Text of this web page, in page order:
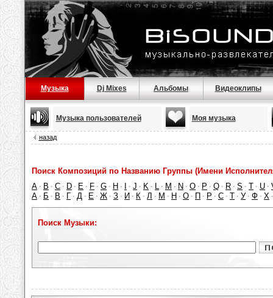
Музыка Dj Mixes Альбомы Видеоклипы
Музыка пользователей Моя музыка
назад
Поиск Композиций по Названию Группы (Имени
A · B · C · D · E · F · G · H · · J · K · L · M · N · O · P · Q · R · S · T · U ·
А · Б · В · Г · Д · Е · Ж · З · И · К · Л · М · Н · О · П · Р · С · Т · У · Ф · Х
Поиск Музыки: